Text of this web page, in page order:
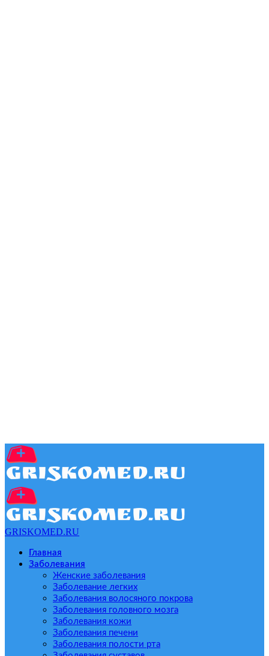
GRISKOMED.RU
Главная
Заболевания
Женские заболевания
Заболевание легких
Заболевания волосяного покрова
Заболевания головного мозга
Заболевания кожи
Заболевания печени
Заболевания полости рта